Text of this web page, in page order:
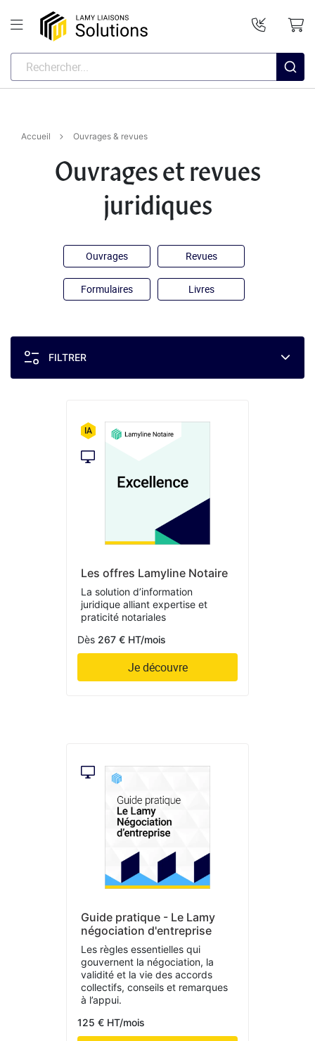
Accueil Ouvrages & revues
Ouvrages et revues
juridiques
Ouvrages Revues
Formulaires Livres
FILTRER
Les offres Lamyline Notaire
La solution d’information
juridique alliant expertise et
praticité notariales
Dès 267 € HT/mois
Je découvre
Guide pratique - Le Lamy
négociation d'entreprise
Les règles essentielles qui
gouvernent la négociation, la
validité et la vie des accords
collectifs, conseils et remarques
à l’appui.
125 € HT/mois